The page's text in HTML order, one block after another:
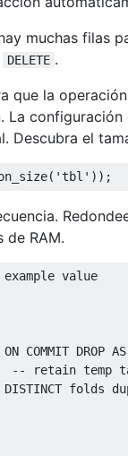
muchas filas
DELETE .
que la
La configuración
Descubra el
( 'tbl' ));
de RAM.
value
ON COMMIT
-- retain temp
folds